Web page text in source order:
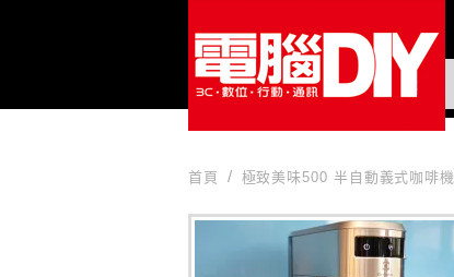
首頁 極致美味500 半自動義式咖啡機
極致美味500 半自動義式咖啡機